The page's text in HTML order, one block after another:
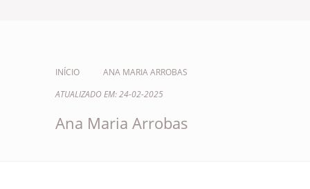
INÍCIO
ANA MARIA ARROBAS
ATUALIZADO EM: 24-02-2025
Ana Maria Arrobas